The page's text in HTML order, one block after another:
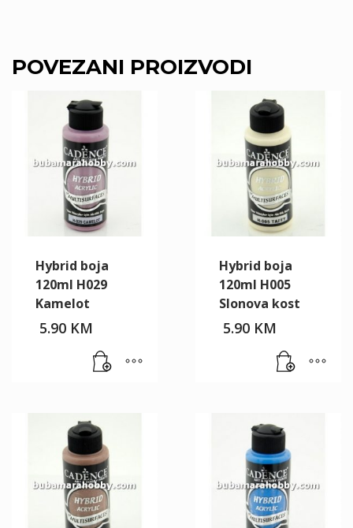
POVEZANI PROIZVODI
Hybrid boja
120ml H029
Kamelot
5.90 KM
Hybrid boja
120ml H005
Slonova kost
5.90 KM